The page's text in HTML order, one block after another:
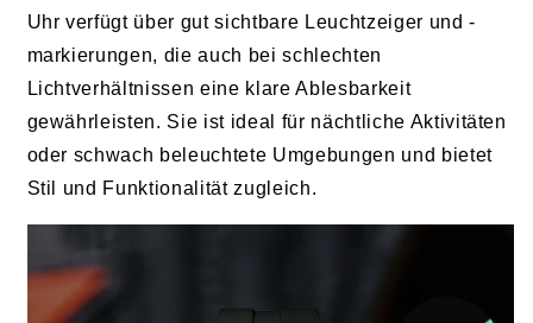
Uhr verfügt über gut sichtbare Leuchtzeiger und -
markierungen, die auch bei schlechten
Lichtverhältnissen eine klare Ablesbarkeit
gewährleisten. Sie ist ideal für nächtliche Aktivitäten
oder schwach beleuchtete Umgebungen und bietet
Stil und Funktionalität zugleich.